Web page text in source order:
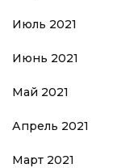
Июль 2021
Июнь 2021
Май 2021
Апрель 2021
Март 2021